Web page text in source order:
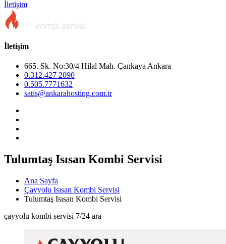
İletişim
İletişim
665. Sk. No:30/4 Hilal Mah. Çankaya Ankara
0.312.427 2090
0.505.7771632
satis@ankarahosting.com.tr
Tulumtaş Isısan Kombi Servisi
Ana Sayfa
Çayyolu Isısan Kombi Servisi
Tulumtaş Isısan Kombi Servisi
çayyolu kombi servisi 7/24 ara